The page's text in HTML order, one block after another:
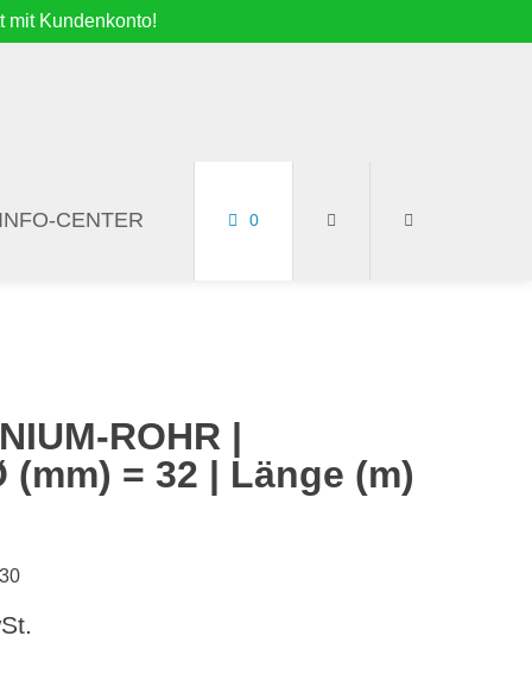
mit Kundenkonto!
INFO-CENTER 0
ROHR |
= 32 | Länge (m)